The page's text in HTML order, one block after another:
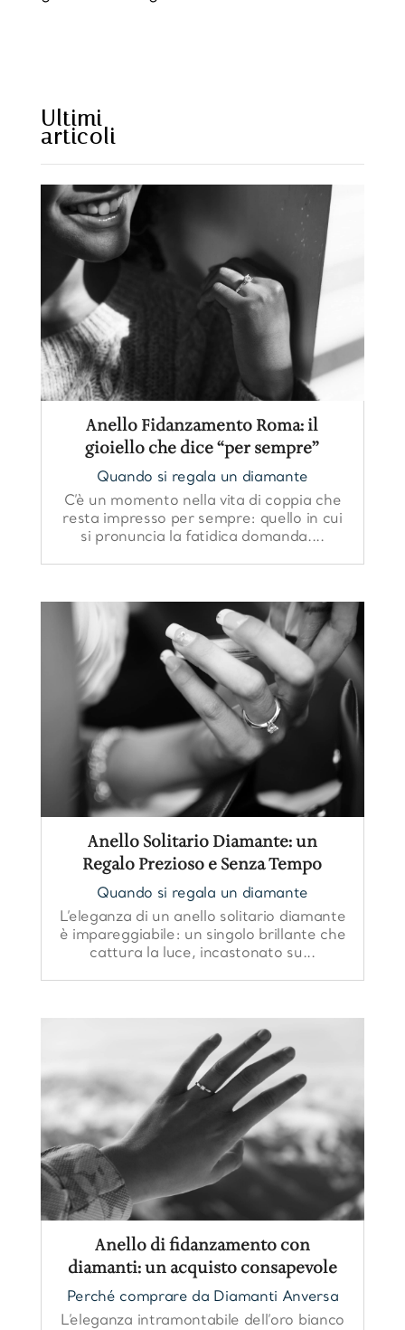
Ultimi
articoli
Anello Fidanzamento Roma: il
gioiello che dice “per sempre”
Quando si regala un diamante
C’è un momento nella vita di coppia che
resta impresso per sempre: quello in cui
si pronuncia la fatidica domanda....
Anello Solitario Diamante: un
Regalo Prezioso e Senza Tempo
Quando si regala un diamante
L’eleganza di un anello solitario diamante
è impareggiabile: un singolo brillante che
cattura la luce, incastonato su...
Anello di fidanzamento con
diamanti: un acquisto consapevole
Perché comprare da Diamanti Anversa
L’eleganza intramontabile dell’oro bianco